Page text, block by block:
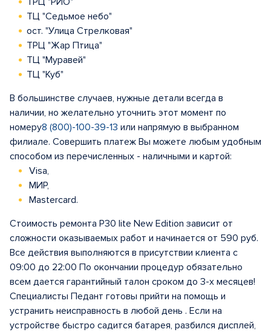
ТЦ "Седьмое небо"
ост. "Улица Стрелковая"
ТРЦ "Жар Птица"
ТЦ "Муравей"
ТЦ "Куб"
В большинстве случаев, нужные детали всегда в
наличии, но желательно уточнить этот момент по
номеру8 (800)-100-39-13 или напрямую в выбранном
филиале. Совершить платеж Вы можете любым удобным
способом из перечисленных - наличными и картой:
Visa,
МИР,
Mastercard.
Стоимость ремонта P30 lite New Edition зависит от
сложности оказываемых работ и начинается от 590 руб.
Все действия выполняются в присутствии клиента с
09:00 до 22:00 По окончании процедур обязательно
всем дается гарантийный талон сроком до 3-х месяцев!
Специалисты Педант готовы прийти на помощь и
устранить неисправность в любой день . Если на
устройстве быстро садится батарея, разбился дисплей,